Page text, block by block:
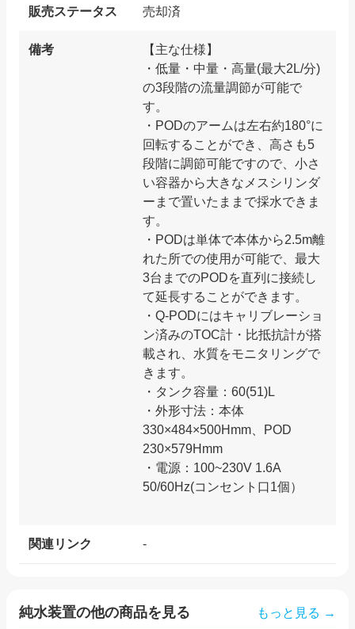
販売ステータス 売却済
備考
【主な仕様】
・低量・中量・高量(最大2L/分)
の3段階の流量調節が可能で
す。
・PODのアームは左右約180°に
回転することができ、高さも5
段階に調節可能ですので、小さ
い容器から大きなメスシリンダ
ーまで置いたままで採水できま
す。
・PODは単体で本体から2.5m離
れた所での使用が可能で、最大
3台までのPODを直列に接続し
て延長することができます。
・Q-PODにはキャリブレーショ
ン済みのTOC計・比抵抗計が搭
載され、水質をモニタリングで
きます。
・タンク容量：60(51)L
・外形寸法：本体
330×484×500Hmm、POD
230×579Hmm
・電源：100~230V 1.6A
50/60Hz(コンセント口1個）
関連リンク -
純水装置の他の商品を見る もっと見る →